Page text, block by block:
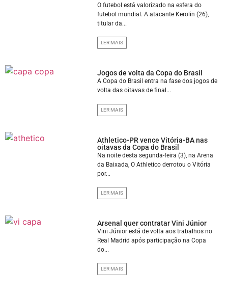
O futebol está valorizado na esfera do
futebol mundial. A atacante Kerolin (26),
titular da...
LER MAIS
Jogos de volta da Copa do Brasil
A Copa do Brasil entra na fase dos jogos de
volta das oitavas de final...
LER MAIS
Athletico-PR vence Vitória-BA nas
oitavas da Copa do Brasil
Na noite desta segunda-feira (3), na Arena
da Baixada, O Athletico derrotou o Vitória
por...
LER MAIS
Arsenal quer contratar Vini Júnior
Vini Júnior está de volta aos trabalhos no
Real Madrid após participação na Copa
do...
LER MAIS